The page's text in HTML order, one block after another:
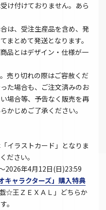
け付けておりません。あら
は、受注生産品を含め、発
まとめて発送となります。
品とはデザイン・仕様が一
売り切れの際はご容赦くだ
た場合も、ご注文済みのお
場合等、予告なく販売を再
かじめご了承ください。
イラストカード」となりま
ださい。
2026年4月12日(日)23:59
ャラクターズ」購入特典
王ＺＥＸＡＬ」どちらか
。